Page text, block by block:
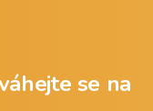
se na